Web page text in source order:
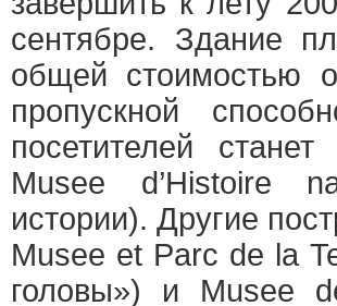
сентябре. Здание
общей стоимостью
пропускной
посетителей
Musee d’Histoire
истории). Другие
Musee et Parc de la
головы») и Musee